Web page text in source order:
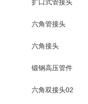
扩口式管接头
六角管接头
六角接头
锻钢高压管件
六角双接头02